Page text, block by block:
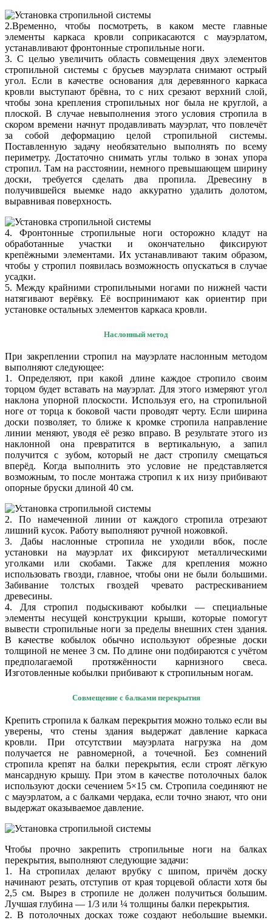
2.Временно, чтобы посмотреть, в каком месте главные
элементы каркаса кровли соприкасаются с мауэрлатом,
устанавливают фронтонные стропильные ноги.
3. С целью увеличить область совмещения двух элементов
стропильной системы с брусьев мауэрлата снимают острый
угол. Если в качестве основания для деревянного каркаса
кровли выступают брёвна, то с них срезают верхний слой,
чтобы зона крепления стропильных ног была не круглой, а
плоской. В случае невыполнения этого условия стропила в
скором времени начнут продавливать мауэрлат, что повлечёт
за собой деформацию целой стропильной системы.
Поставленную задачу необязательно выполнять по всему
периметру. Достаточно снимать углы только в зонах упора
стропил. Там на расстоянии, немного превышающем ширину
доски, требуется сделать два пропила. Древесину в
получившейся выемке надо аккуратно удалить долотом,
выравнивая поверхность.
4. Фронтонные стропильные ноги осторожно кладут на
обработанные участки и окончательно фиксируют
крепёжными элементами. Их устанавливают таким образом,
чтобы у стропил появилась возможность опускаться в случае
усадки.
5. Между крайними стропильными ногами по нижней части
натягивают верёвку. Её воспринимают как ориентир при
установке остальных элементов каркаса кровли.
Наслонный метод
При закреплении стропил на мауэрлате наслонным методом
выполняют следующее:
1. Определяют, при какой длине каждое стропило своим
торцом будет вставать на мауэрлат. Для этого измеряют угол
наклона упорной плоскости. Используя его, на стропильной
ноге от торца к боковой части проводят черту. Если ширина
доски позволяет, то ближе к кромке стропила направление
линии меняют, уводя её резко вправо. В результате этого из
наклонной она превратится в вертикальную, а запил
получится с зубом, который не даст стропилу смещаться
вперёд. Когда выполнить это условие не представляется
возможным, то после монтажа стропил к их низу прибивают
опорные бруски длиной 40 см.
2. По намеченной линии от каждого стропила отрезают
лишний кусок. Работу выполняют ручной ножовкой.
3. Дабы наслонные стропила не уходили вбок, после
установки на мауэрлат их фиксируют металлическими
уголками или скобами. Также для крепления можно
использовать гвозди, главное, чтобы они не были большими.
Забивание толстых гвоздей чревато растрескиванием
древесины.
4. Для стропил подыскивают кобылки — специальные
элементы несущей конструкции крыши, которые помогут
вывести стропильные ноги за пределы внешних стен здания.
В качестве кобылок обычно используют обрезные доски
толщиной не менее 3 см. По длине они подбираются с учётом
предполагаемой протяжённости карнизного свеса.
Изготовленные кобылки прибивают к стропильным ногам.
Совмещение с балками перекрытия
Крепить стропила к балкам перекрытия можно только если вы
уверены, что стены здания выдержат давление каркаса
кровли. При отсутствии мауэрлата нагрузка на дом
получается не равномерной, а точечной. Без сомнений
стропила крепят на балки перекрытия, если строят лёгкую
мансардную крышу. При этом в качестве потолочных балок
используют доски сечением 5×15 см. Стропила соединяют не
с мауэрлатом, а с балками чердака, если точно знают, что они
выдержат оказываемое давление.
Чтобы прочно закрепить стропильные ноги на балках
перекрытия, выполняют следующие задачи:
1. На стропилах делают врубку с шипом, причём доску
начинают резать, отступив от края торцевой области хотя бы
2,5 см. Вырез в стропиле не должен получиться большим.
Лучшая глубина — 1/3 или ¼ толщины балки перекрытия.
2. В потолочных досках тоже создают небольшие выемки.